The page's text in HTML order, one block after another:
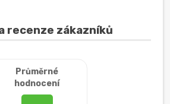
recenze zákazníků
Průměrné
hodnocení